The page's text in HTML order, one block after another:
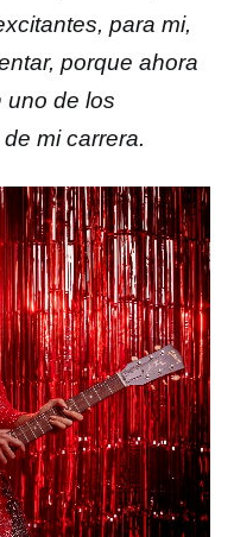
para mi,
porque ahora
uno de los
mi carrera.